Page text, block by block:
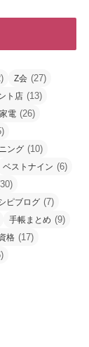
Z会 (27)
ト店 (13)
電 (26)
ング (10)
ベストナイン (6)
ピブログ (7)
手帳まとめ (9)
格 (17)